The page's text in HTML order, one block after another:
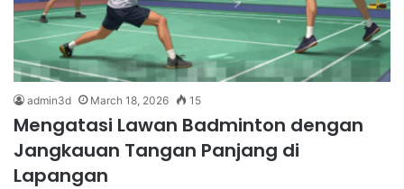
admin3d March 18, 2026 15
Mengatasi Lawan Badminton dengan
Jangkauan Tangan Panjang di
Lapangan